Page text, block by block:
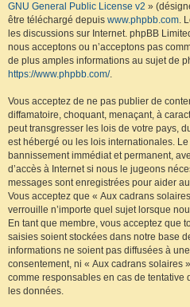
GNU General Public License v2 »
être téléchargé depuis www.phpbb.com.
les discussions sur Internet. phpBB
nous acceptons ou n’acceptons pas
de plus amples informations au sujet de
https://www.phpbb.com/.
Vous acceptez de ne pas publier de
diffamatoire, choquant, menaçant, à
peut transgresser les lois de votre pays,
est hébergé ou les lois internationales.
bannissement immédiat et permanent,
d’accès à Internet si nous le jugeons
messages sont enregistrées pour aider
Vous acceptez que « Aux cadrans
verrouille n’importe quel sujet lorsque
En tant que membre, vous acceptez que
saisies soient stockées dans notre base
informations ne soient pas diffusées à
consentement, ni « Aux cadrans solaires
comme responsables en cas de tentative
les données.